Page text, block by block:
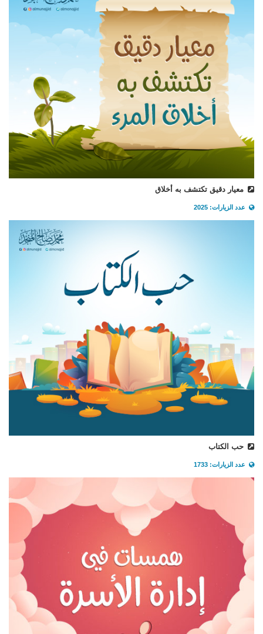
معيار دقيق تكتشف به أخلاق
عدد الزيارات: 2025
حب الكتاب
عدد الزيارات: 1733